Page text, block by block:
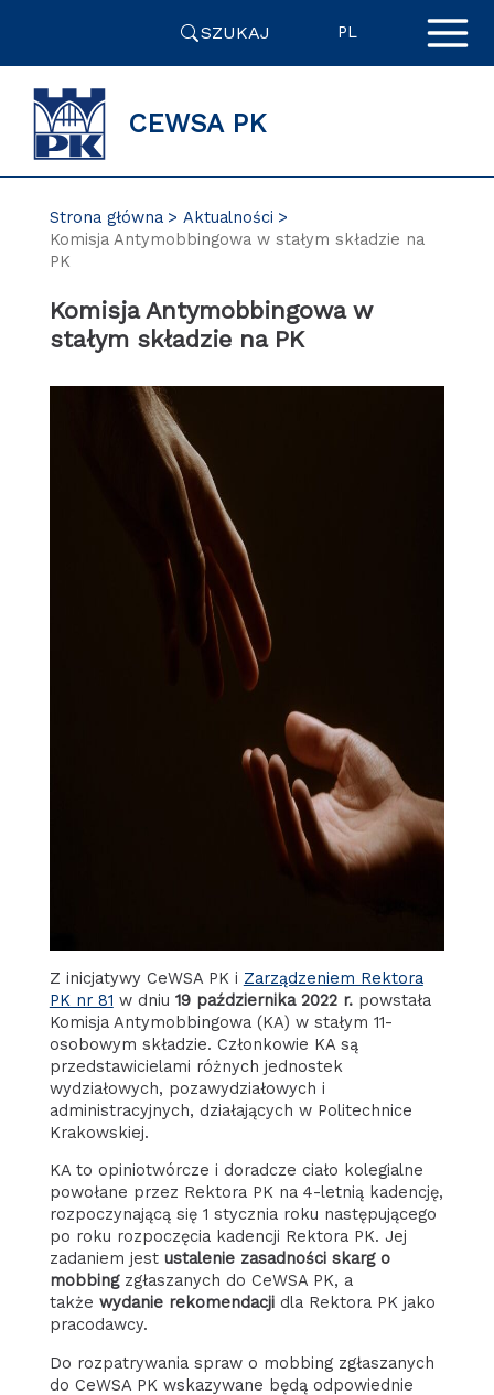
SZUKAJ PL
CEWSA PK
Strona główna
Aktualności
Komisja Antymobbingowa w stałym składzie na
PK
Komisja Antymobbingowa w
stałym składzie na PK
Z inicjatywy CeWSA PK i Zarządzeniem Rektora
PK nr 81 w dniu 19 października 2022 r.powstała
Komisja Antymobbingowa (KA) w stałym 11-
osobowym składzie. Członkowie KA są
przedstawicielami różnych jednostek
wydziałowych, pozawydziałowych i
administracyjnych, działających w Politechnice
Krakowskiej.
KA to opiniotwórcze i doradcze ciało kolegialne
powołane przez Rektora PK na 4-letnią kadencję,
rozpoczynającą się 1 stycznia roku następującego
po roku rozpoczęcia kadencji Rektora PK. Jej
zadaniem jest ustalenie zasadności skarg o
mobbingzgłaszanych do CeWSA PK, a
także wydanie rekomendacjidla Rektora PK jako
pracodawcy.
Do rozpatrywania spraw o mobbing zgłaszanych
do CeWSA PK wskazywane będą odpowiednie